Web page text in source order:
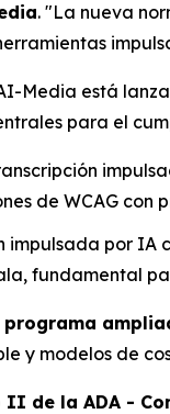
. "La nueva
Media está
para el
de WCAG con
impulsada por IA
fundamental
programa
y modelos de
de la ADA -